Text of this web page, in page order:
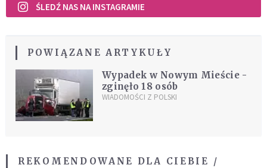
ŚLEDŹ NAS NA INSTAGRAMIE
POWIĄZANE ARTYKUŁY
Wypadek w Nowym Mieście -
zginęło 18 osób
WIADOMOŚCI Z POLSKI
REKOMENDOWANE DLA CIEBIE /